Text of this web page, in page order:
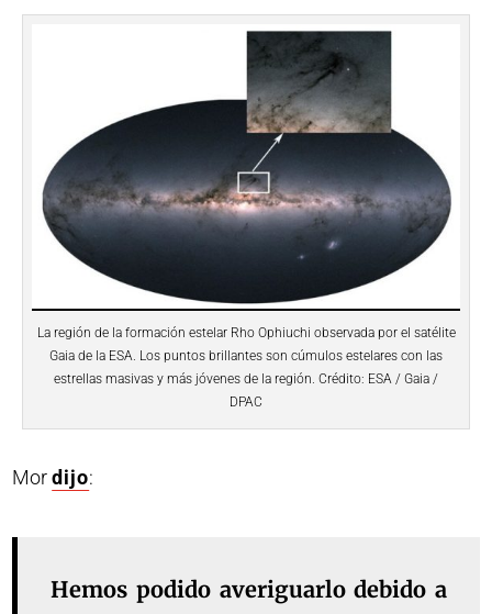
La región de la formación estelar Rho Ophiuchi observada por el satélite
Gaia de la ESA. Los puntos brillantes son cúmulos estelares con las
estrellas masivas y más jóvenes de la región. Crédito: ESA / Gaia /
DPAC
Mordijo:
Hemos podido averiguarlo debido a